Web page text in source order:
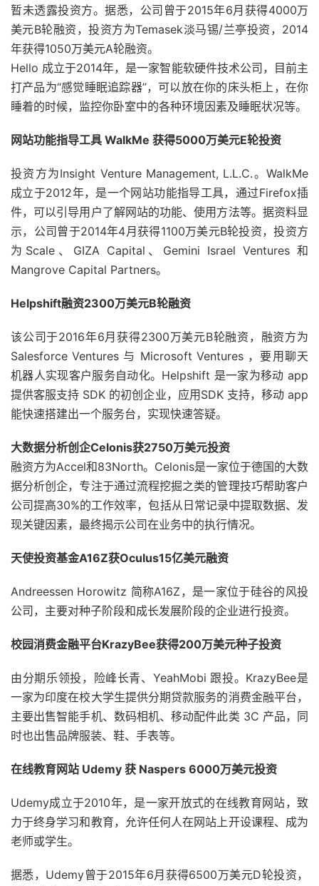
暂未透露投资方。据悉，公司曾于2015年6月获得4000万
美元B轮融资，投资方为Temasek淡马锡/兰亭投资，2014
年获得1050万美元A轮融资。
Hello 成立于2014年，是一家智能软硬件技术公司，目前主
打产品为“感觉睡眠追踪器”，可以放在你的床头柜上，在你
睡着的时候，监控你卧室中的各种环境因素及睡眠状况等。
网站功能指导工具 WalkMe 获得5000万美元E轮投资
投资方为Insight Venture Management, L.L.C.。WalkMe
成立于2012年，是一个网站功能指导工具，通过Firefox插
件，可以引导用户了解网站的功能、使用方法等。据资料显
示，公司曾于2014年4月获得1100万美元B轮投资，投资方
为Scale、GIZA Capital、Gemini Israel Ventures 和
Mangrove Capital Partners。
Helpshift融资2300万美元B轮融资
该公司于2016年6月获得2300万美元B轮融资，融资方为
Salesforce Ventures 与 Microsoft Ventures ，要用聊天
机器人实现客户服务自动化。Helpshift 是一家为移动 app
提供客服支持 SDK 的初创企业，应用SDK 支持，移动 app
能快速搭建出一个服务台，实现快速答疑。
大数据分析创企Celonis获2750万美元投资
融资方为Accel和83North。Celonis是一家位于德国的大数
据分析创企，专注于通过流程挖掘之类的管理技巧帮助客户
公司提高30%的工作效率，包括从日常记录中提取数据、发
现关键因素，最终揭示公司在业务中的执行情况。
天使投资基金A16Z获Oculus15亿美元融资
Andreessen Horowitz 简称A16Z，是一家位于硅谷的风投
公司，主要对种子阶段和成长发展阶段的企业进行投资。
校园消费金融平台KrazyBee获得200万美元种子投资
由分期乐领投，险峰长青、YeahMobi 跟投。KrazyBee是
一家为印度在校大学生提供分期贷款服务的消费金融平台，
主要出售智能手机、数码相机、移动配件此类 3C 产品，同
时也出售品牌服装、鞋、手表等。
在线教育网站 Udemy 获 Naspers 6000万美元投资
Udemy成立于2010年，是一家开放式的在线教育网站，致
力于终身学习和教育，允许任何人在网站上开设课程、成为
老师或学生。
据悉，Udemy曾于2015年6月获得6500万美元D轮投资，